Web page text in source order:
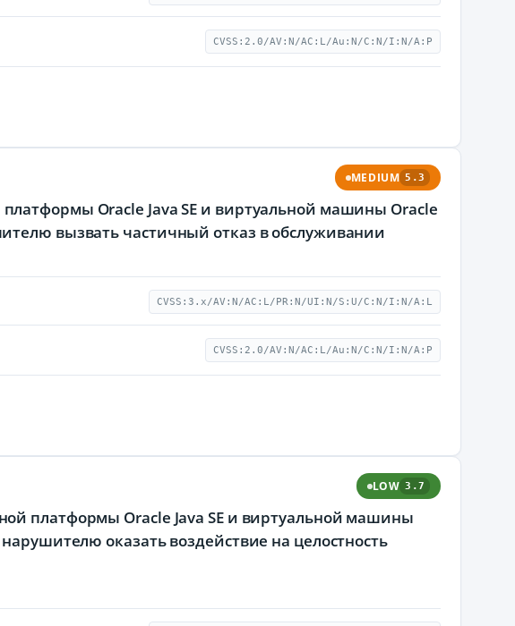
CVSS:2.0/AV:N/AC:L/Au:N/C:N/I:N/A:P
MEDIUM 5.3
Oracle Java SE и виртуальной машины Oracle
вызвать частичный отказ в обслуживании
CVSS:3.x/AV:N/AC:L/PR:N/UI:N/S:U/C:N/I:N/A:L
CVSS:2.0/AV:N/AC:L/Au:N/C:N/I:N/A:P
LOW 3.7
платформы Oracle Java SE и виртуальной машины
оказать воздействие на целостность